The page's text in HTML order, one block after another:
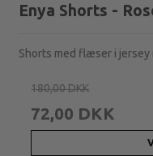
Enya Shorts -
Shorts med flæser i jersey
180,00 DKK
72,00 DKK